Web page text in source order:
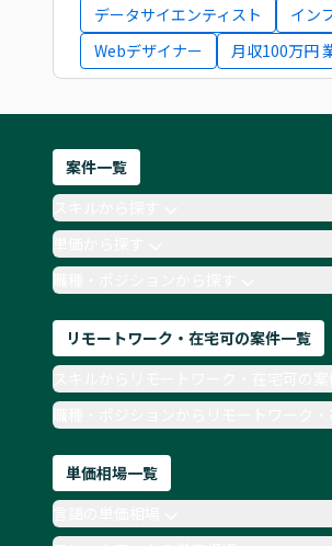
データサイエンティスト
イン
Webデザイナー
月収100万円
案件一覧
単価から探す
職種・ポジションから探す
リモートワーク・在宅可の案件一覧
職種・ポジションからリモートワーク・
単価相場一覧